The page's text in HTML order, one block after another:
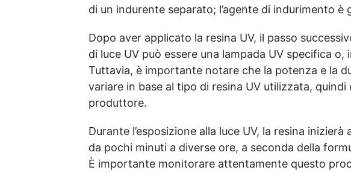
di un indurente separato; l’agente di indurimento
Dopo aver applicato la resina UV, il passo
di luce UV può essere una lampada UV specifica
Tuttavia, è importante notare che la potenza e la
variare in base al tipo di resina UV utilizzata,
produttore.
Durante l’esposizione alla luce UV, la resina
da pochi minuti a diverse ore, a seconda della
È importante monitorare attentamente questo